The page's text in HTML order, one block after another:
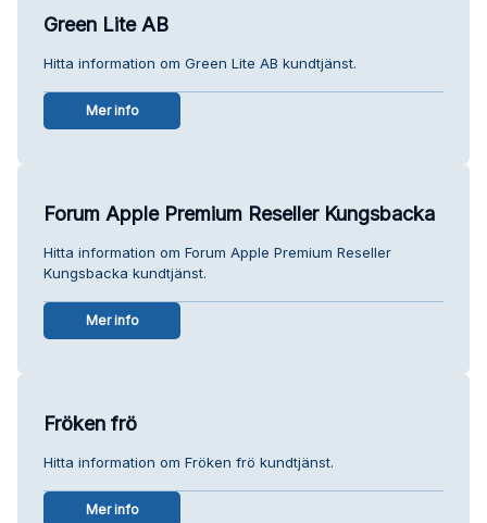
Green Lite AB
Hitta information om Green Lite AB kundtjänst.
Mer info
Forum Apple Premium Reseller Kungsbacka
Hitta information om Forum Apple Premium Reseller
Kungsbacka kundtjänst.
Mer info
Fröken frö
Hitta information om Fröken frö kundtjänst.
Mer info